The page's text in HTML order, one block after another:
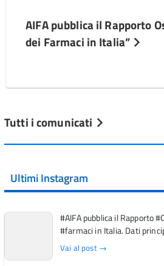
AIFA pubblica il Rapporto
dei Farmaci in Italia”
Tutti i comunicati
Ultimi Instagram
#AIFA pubblica il Rapporto
#farmaci in Italia. Dati
Vai al post →